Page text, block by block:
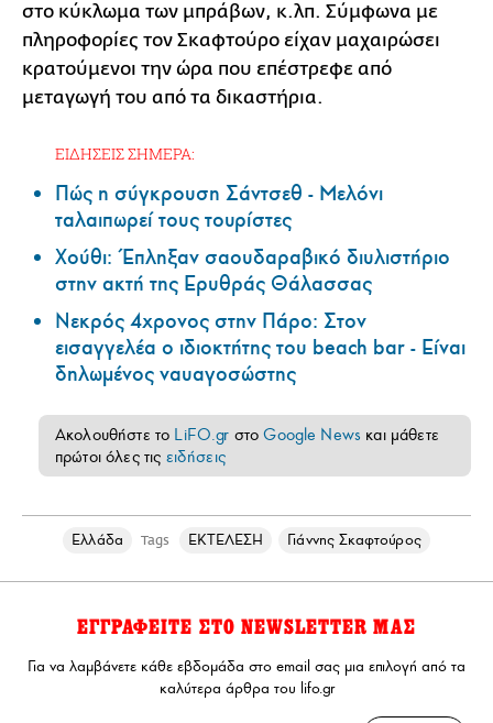
στο κύκλωμα των μπράβων, κ.λπ. Σύμφωνα με
πληροφορίες τον Σκαφτούρο είχαν μαχαιρώσει
κρατούμενοι την ώρα που επέστρεφε από
μεταγωγή του από τα δικαστήρια.
ΕΙΔΗΣΕΙΣ ΣΗΜΕΡΑ:
Πώς η σύγκρουση Σάντσεθ - Μελόνι
ταλαιπωρεί τους τουρίστες
Χούθι: Έπληξαν σαουδαραβικό διυλιστήριο
στην ακτή της Ερυθράς Θάλασσας
Νεκρός 4χρονος στην Πάρο: Στον
εισαγγελέα ο ιδιοκτήτης του beach bar - Είναι
δηλωμένος ναυαγοσώστης
Ακολουθήστε το LiFO.gr στοGoogle News και μάθετε
πρώτοι όλες τις ειδήσεις
Ελλάδα Tags ΕΚΤΕΛΕΣΗ Γιάννης Σκαφτούρος
ΕΓΓΡΑΦΕΙΤΕ ΣΤΟ NEWSLETTER ΜΑΣ
Για να λαμβάνετε κάθε εβδομάδα στο email σας μια επιλογή από τα
καλύτερα άρθρα του lifo.gr